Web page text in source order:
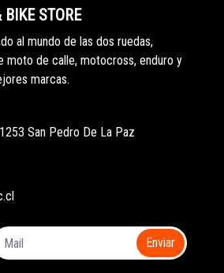
BIKE STORE
al mundo de las dos ruedas,
moto de calle, motocross, enduro y
marcas.
San Pedro De La Paz
Enviar